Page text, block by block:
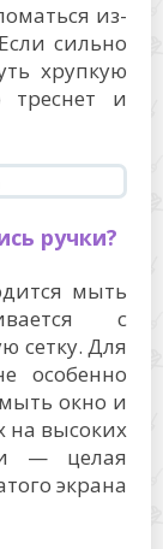
из-
сильно
хрупкую
треснет и
ручки?
мыть
с
сетку. Для
особенно
окно и
на высоких
— целая
экрана